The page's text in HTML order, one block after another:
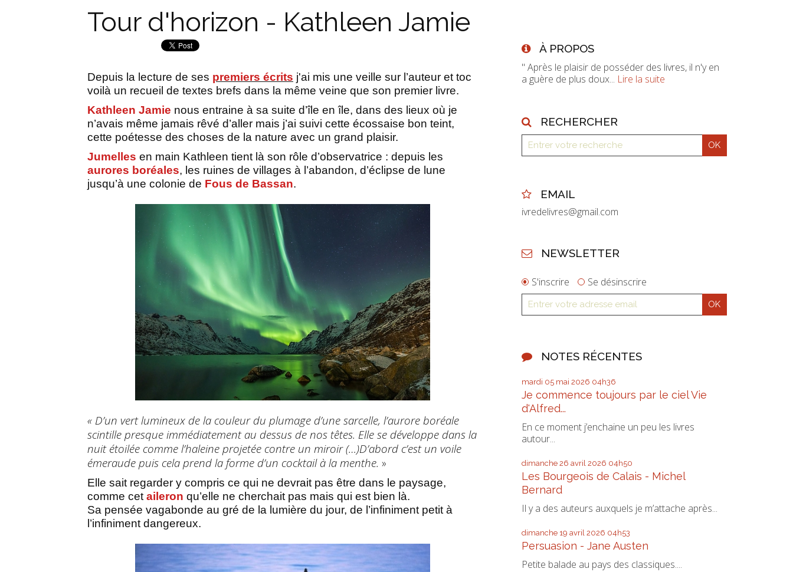
Tour d'horizon - Kathleen Jamie
Depuis la lecture de ses premiers écrits j'ai mis une veille sur l’auteur et toc
voilà un recueil de textes brefs dans la même veine que son premier livre.
Kathleen Jamie nous entraine à sa suite d’île en île, dans des lieux où je
n’avais même jamais rêvé d’aller mais j’ai suivi cette écossaise bon teint,
cette poétesse des choses de la nature avec un grand plaisir.
Jumelles en main Kathleen tient là son rôle d’observatrice : depuis les
aurores boréales, les ruines de villages à l’abandon, d’éclipse de lune
jusqu’à une colonie de Fous de Bassan.
« D’un vert lumineux de la couleur du plumage d’une sarcelle, l’aurore boréale
scintille presque immédiatement au dessus de nos têtes. Elle se développe dans la
nuit étoilée comme l’haleine projetée contre un miroir (…)D’abord c’est un voile
émeraude puis cela prend la forme d’un cocktail à la menthe. »
Elle sait regarder y compris ce qui ne devrait pas être dans le paysage,
comme cet aileron qu’elle ne cherchait pas mais qui est bien là.
Sa pensée vagabonde au gré de la lumière du jour, de l’infiniment petit à
l’infiniment dangereux.
À PROPOS
" Après le plaisir de posséder des livres, il n'y en
a guère de plus doux... Lire la suite
RECHERCHER
EMAIL
ivredelivres@gmail.com
NEWSLETTER
S'inscrire Se désinscrire
NOTES RÉCENTES
mardi 05 mai 2026 04h36
Je commence toujours par le ciel Vie
d'Alfred...
En ce moment j’enchaine un peu les livres
autour...
dimanche 26 avril 2026 04h50
Les Bourgeois de Calais - Michel
Bernard
Il y a des auteurs auxquels je m’attache après...
dimanche 19 avril 2026 04h53
Persuasion - Jane Austen
Petite balade au pays des classiques....